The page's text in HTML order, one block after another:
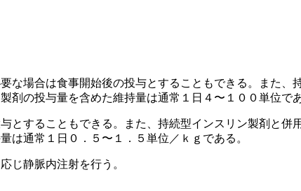
場合は食事開始後の投与とすることもできる。また、
の投与量を含めた維持量は通常１日４〜１００単位であ
することもできる。また、持続型インスリン製剤と併
は通常１日０．５〜１．５単位／ｋｇである。
じ静脈内注射を行う。